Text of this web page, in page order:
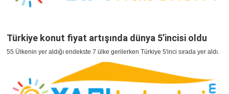
Türkiye konut fiyat artışında dünya 5’incisi oldu
55 Ülkenin yer aldığı endekste 7 ülke gerilerken Türkiye 5'inci sırada yer aldı.